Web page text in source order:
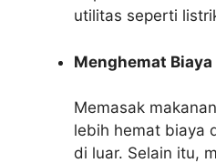
utilitas seperti
Menghemat
Memasak
lebih hemat biaya
di luar. Selain itu,